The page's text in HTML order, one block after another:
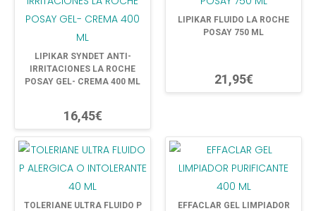
LIPIKAR SYNDET ANTI-
IRRITACIONES LA ROCHE
POSAY GEL- CREMA 400 ML
16,45€
LIPIKAR FLUIDO LA ROCHE
POSAY 750 ML
21,95€
TOLERIANE ULTRA FLUIDO P
EFFACLAR GEL LIMPIADOR